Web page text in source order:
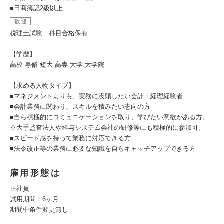
■日商簿記2級以上
歓迎
税理士試験 科目合格保有
【学歴】
高校 専修 短大 高専 大学 大学院
【求める人物タイプ】
■マネジメントよりも、実務に没頭したい会計・経理経験者
■会計業務に関わり、スキルを積みたい志向の方
■自ら積極的にコミュニケーションを取り、学びたい意欲がある方。
※大手監査法人や給与システム会社の研修等にも積極的に参加可。
■スピード感を持って業務に対応できる方
■法令改正等の業務に必要な知識を自らキャッチアップできる方
雇用形態は
正社員
試用期間：6ヶ月
期間中条件変更無し